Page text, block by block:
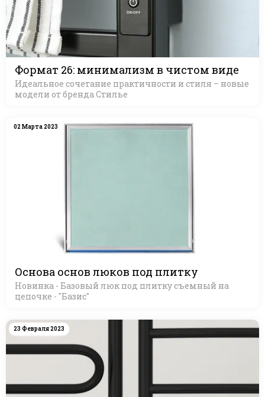
Формат 26: минимализм в чистом виде
Идеальное сочетание практичности и стиля – новые
модели от бренда Стилье
02 Марта 2023
Основа основ люков под плитку
Новинка - Базовый люк под плитку съемный на
цепочке - "Базис"
23 Февраля 2023